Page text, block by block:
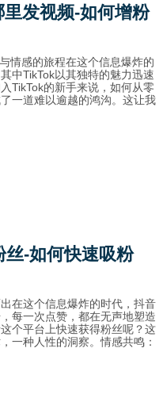
发视频-如何增粉
情感的旅程在这个信息爆炸的
中TikTok以其独特的魅力迅速
TikTok的新手来说，如何从零
一道难以逾越的鸿沟。这让我
-如何快速吸粉
在这个信息爆炸的时代，抖音
每一次点赞，都在无声地塑造
个平台上快速获得粉丝呢？这
一种人性的洞察。情感共鸣：